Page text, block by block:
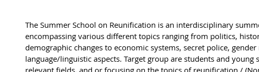
The Summer School on Reunification is an interdisciplinary
encompassing various different topics ranging from politics,
demographic changes to economic systems, secret police,
language/linguistic aspects. Target group are students and young
relevant fields, and or focusing on the topics of reunification /